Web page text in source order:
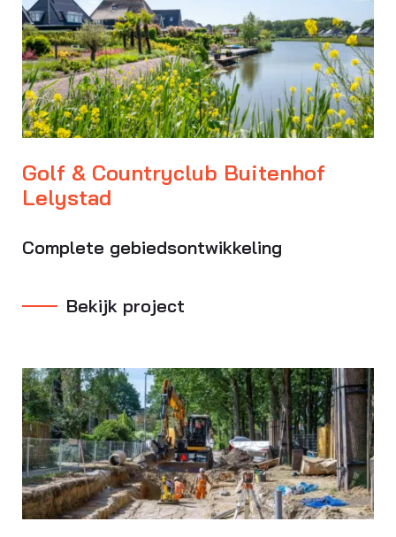
Golf & Countryclub Buitenhof
Lelystad
Complete gebiedsontwikkeling
Bekijk project